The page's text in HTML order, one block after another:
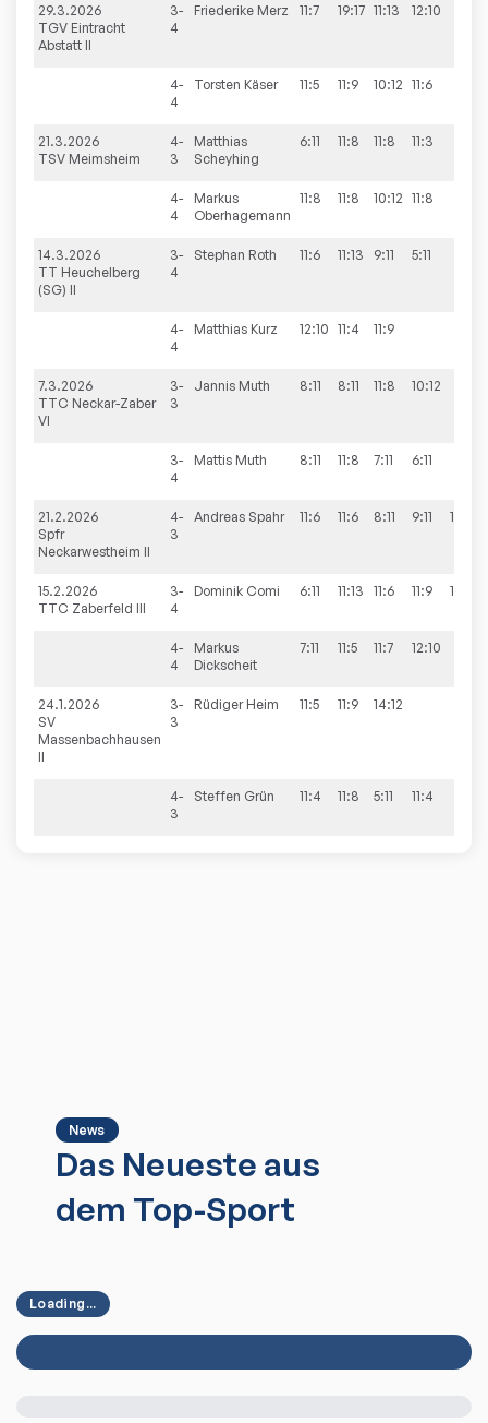
29.3.2026
TGV Eintracht
Abstatt II
3-
4
Friederike Merz 11:7 19:17 11:13 12:10
4-
4
Torsten Käser 11:5 11:9 10:12 11:6
21.3.2026
TSV Meimsheim
4-
3
Matthias
Scheyhing
6:11 11:8 11:8 11:3
4-
4
Markus
Oberhagemann
11:8 11:8 10:12 11:8
14.3.2026
TT Heuchelberg
(SG) II
3-
4
Stephan Roth 11:6 11:13 9:11 5:11
4-
4
Matthias Kurz 12:10 11:4 11:9
7.3.2026
TTC Neckar-Zaber
VI
3-
3
Jannis Muth 8:11 8:11 11:8 10:12
3-
4
Mattis Muth 8:11 11:8 7:11 6:11
21.2.2026
Spfr
Neckarwestheim II
4-
3
Andreas Spahr 11:6 11:6 8:11 9:11 15:13
15.2.2026
TTC Zaberfeld III
3-
4
Dominik Comi 6:11 11:13 11:6 11:9 11:8
4-
4
Markus
Dickscheit
7:11 11:5 11:7 12:10
24.1.2026
SV
Massenbachhausen
II
3-
3
Rüdiger Heim 11:5 11:9 14:12
4-
3
Steffen Grün 11:4 11:8 5:11 11:4
News
Das Neueste aus
dem Top-Sport
Loading...